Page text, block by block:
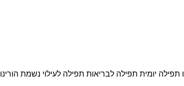
יומית תפילה לבריאות תפילה לעילוי נשמת הורינו